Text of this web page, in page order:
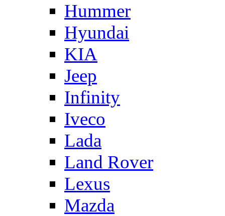
Hummer
Hyundai
KIA
Jeep
Infinity
Iveco
Lada
Land Rover
Lexus
Mazda